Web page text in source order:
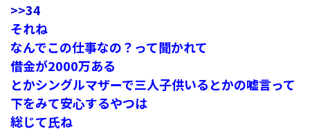
>>34
それね
なんでこの仕事なの？って聞かれて
借金が2000万ある
とかシングルマザーで三人子供いるとかの嘘言って
下をみて安心するやつは
総じて氏ね